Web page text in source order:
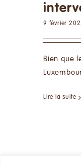
9 février
Bien que
Lire la suite